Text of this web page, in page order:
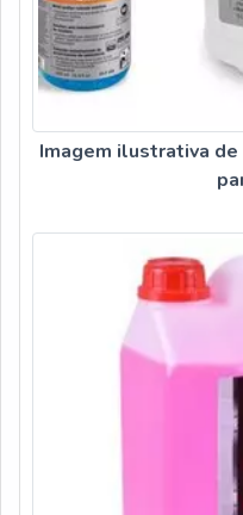
Imagem ilustrativa